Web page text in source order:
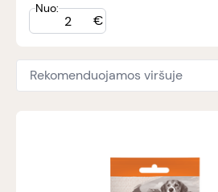
Nuo:
€
Rekomenduojamos viršuje